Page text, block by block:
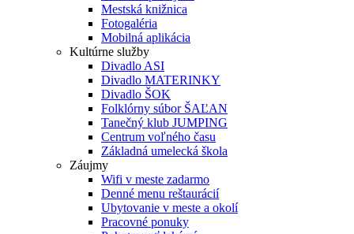
Mestská knižnica
Fotogaléria
Mobilná aplikácia
Kultúrne služby
Divadlo ASI
Divadlo MATERINKY
Divadlo ŠOK
Folklórny súbor ŠAĽAN
Tanečný klub JUMPING
Centrum voľného času
Základná umelecká škola
Záujmy
Wifi v meste zadarmo
Denné menu reštaurácií
Ubytovanie v meste a okolí
Pracovné ponuky